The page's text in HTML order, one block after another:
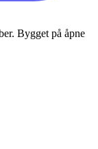
Bygget på åpne